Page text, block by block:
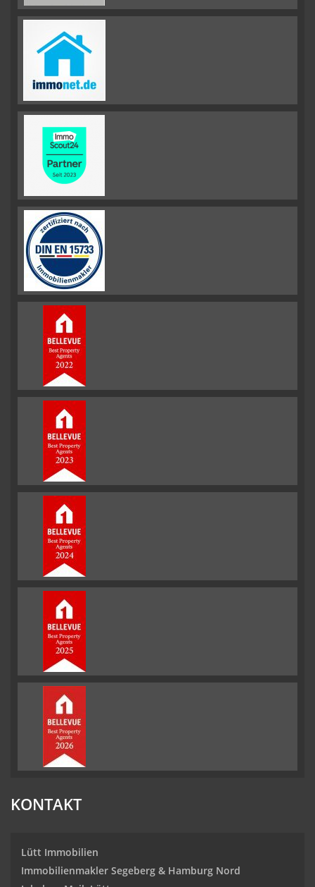
KONTAKT
Lütt Immobilien
Immobilienmakler Segeberg & Hamburg Nord